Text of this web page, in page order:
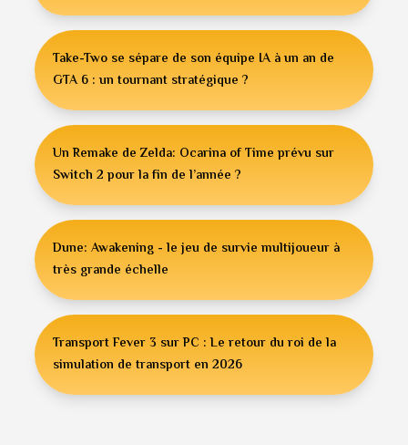
Take-Two se sépare de son équipe IA à un an de
GTA 6 : un tournant stratégique ?
Un Remake de Zelda: Ocarina of Time prévu sur
Switch 2 pour la fin de l’année ?
Dune: Awakening - le jeu de survie multijoueur à
très grande échelle
Transport Fever 3 sur PC : Le retour du roi de la
simulation de transport en 2026